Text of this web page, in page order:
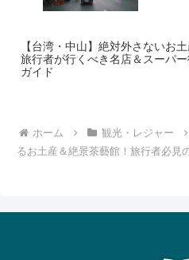
【台湾・中山】絶対外さないお土
旅行者が行くべき名店＆スーパ
ガイド
ホーム 観光・レジャー
るお土産＆絶景茶藝館！旅行者必見